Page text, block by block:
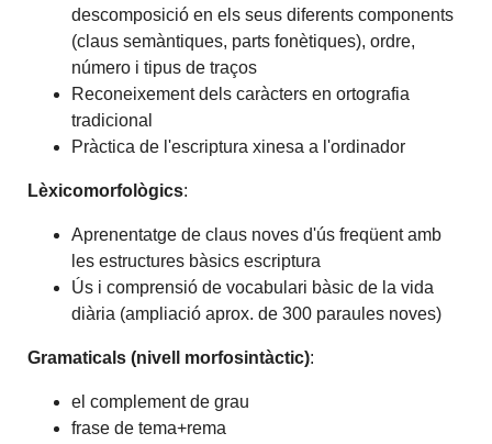
descomposició en els seus diferents components
(claus semàntiques, parts fonètiques), ordre,
número i tipus de traços
Reconeixement dels caràcters en ortografia
tradicional
Pràctica de l'escriptura xinesa a l'ordinador
Lèxicomorfològics:
Aprenentatge de claus noves d'ús freqüent amb
les estructures bàsics escriptura
Ús i comprensió de vocabulari bàsic de la vida
diària (ampliació aprox. de 300 paraules noves)
Gramaticals (nivell morfosintàctic):
el complement de grau
frase de tema+rema